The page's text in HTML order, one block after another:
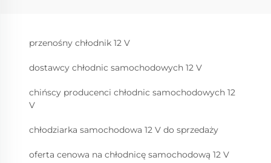
przenośny chłodnik 12 V
dostawcy chłodnic samochodowych 12 V
chińscy producenci chłodnic samochodowych 12
V
chłodziarka samochodowa 12 V do sprzedaży
oferta cenowa na chłodnicę samochodową 12 V